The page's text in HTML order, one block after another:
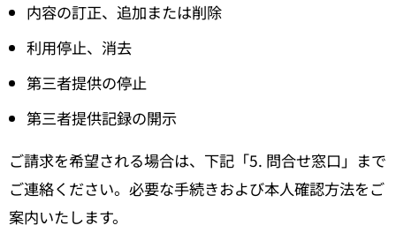
内容の訂正、追加または削除
利用停止、消去
第三者提供の停止
第三者提供記録の開示
ご請求を希望される場合は、下記「5. 問合せ窓口」まで
ご連絡ください。必要な手続きおよび本人確認方法をご
案内いたします。